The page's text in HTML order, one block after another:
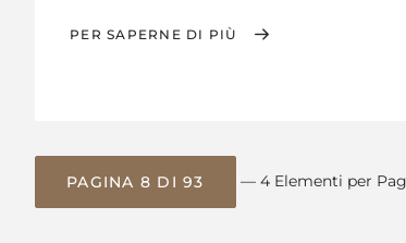
PER SAPERNE DI PIÙ
PAGINA 8 DI 93 — 4 Elementi per